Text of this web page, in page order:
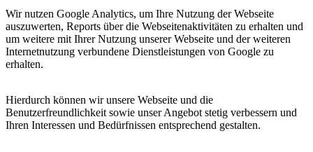
Wir nutzen Google Analytics, um Ihre Nutzung der Webseite
auszuwerten, Reports über die Webseitenaktivitäten zu erhalten und
um weitere mit Ihrer Nutzung unserer Webseite und der weiteren
Internetnutzung verbundene Dienstleistungen von Google zu
erhalten.
Hierdurch können wir unsere Webseite und die
Benutzerfreundlichkeit sowie unser Angebot stetig verbessern und
Ihren Interessen und Bedürfnissen entsprechend gestalten.